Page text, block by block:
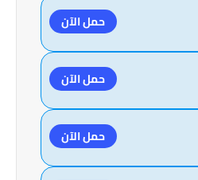
حمل الآن
حمل الآن
حمل الآن